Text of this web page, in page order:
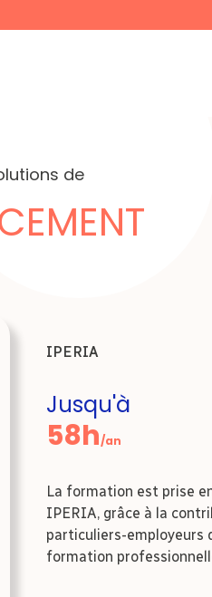
de
IPERIA
Jusqu'à
58h/an
La formation est prise
IPERIA, grâce à la
particuliers-employeurs
formation